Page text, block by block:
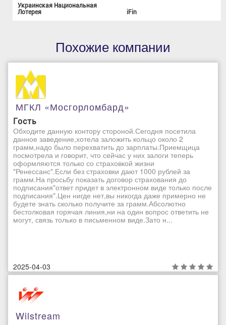
Украинская Национальная
Лотерея
iFin
Похожие компании
МГКЛ «Мосгорломбард»
Гость
Обходите данную контору стороной.Сегодня посетила
данное заведение,хотела заложить кольцо около 2
грамм,надо было перехватить до зарплаты.Приемщица
посмотрела и говорит, что сейчас у них залоги теперь
оформляются только со страховкой жизни
"Ренессанс".Если без страховки дают 1000 рублей за
грамм.На просьбу показать договор страхования до
подписания"ответ придет в электронном виде только после
подписания".Цен нигде нет,вы никогда даже примерно не
будете знать сколько получите за грамм.Абсолютно
бестолковая горячая линия,ни на один вопрос ответить не
могут, связь только в письменном виде.Зато н...
2025-04-03
Wilstream